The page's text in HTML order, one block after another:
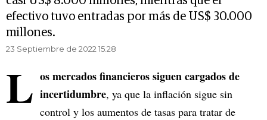
efectivo tuvo entradas por más de US$ 30.000
millones.
23 Septiembre de 2022 15.28
L os mercados financieros siguen cargados de
incertidumbre, ya que la inflación sigue sin
control y los aumentos de tasas para tratar de